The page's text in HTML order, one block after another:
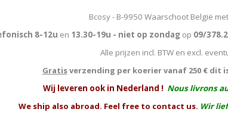
Bcosy - B-9950 Waarschoot België
8-12u en 13.30-19u - niet op zondag op 09/
Alle prijzen incl. BTW en excl.
Gratisverzending per koerier vanaf 250 € dit
Wij leveren ook in Nederland ! Nous livrons
We ship also abroad. Feel free to contact us. Wir